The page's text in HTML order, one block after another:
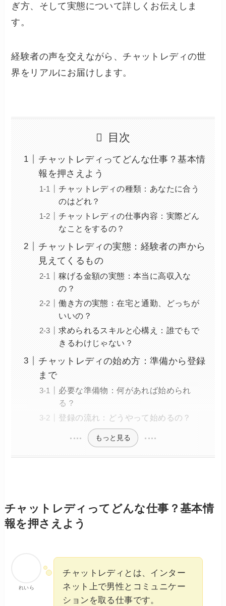
ぎ方、そして実態について詳しくお伝えしま
す。
経験者の声を交えながら、チャットレディの世
界をリアルにお届けします。
目次
チャットレディってどんな仕事？基本情
報を押さえよう
チャットレディの種類：あなたに合う
のはどれ？
チャットレディの仕事内容：実際どん
なことをするの？
チャットレディの実態：経験者の声から
見えてくるもの
稼げる金額の実態：本当に高収入な
の？
働き方の実態：在宅と通勤、どっちが
いいの？
求められるスキルと心構え：誰でもで
きるわけじゃない？
チャットレディの始め方：準備から登録
まで
必要な準備物：何があれば始められ
る？
登録の流れ：どうやって始めるの？
もっと見る
チャットレディってどんな仕事？基本情
報を押さえよう
れいら
チャットレディとは、インター
ネット上で男性とコミュニケー
ションを取る仕事です。